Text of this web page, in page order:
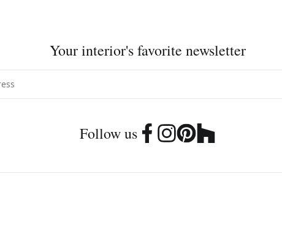
Your interior's favorite newsletter
Follow us